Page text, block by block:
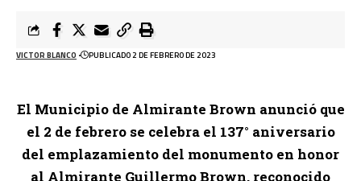
VICTOR BLANCO PUBLICADO 2 DE FEBRERO DE 2023
El Municipio de Almirante Brown anunció que
el 2 de febrero se celebra el 137° aniversario
del emplazamiento del monumento en honor
al Almirante Guillermo Brown, reconocido